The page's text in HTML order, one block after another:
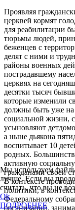
Проявляя
церквей кормят
для реабилитации
тюрьмы людей,
беженцев с
делят с ними и
районы военных
пострадавшему
церквях на
десятки тысяч
которые изменили
должны быть уже на
социальной жизни,
усыновляют
а ныне дьякона
воспитывает 10
родных.
активную
гражданами своей
В контексте
политики, в
Федеральному
организаций,
Мы используем файлы
лучше. Если вы
считать, что вы не
Ok
ПОДРОБНЕЕ